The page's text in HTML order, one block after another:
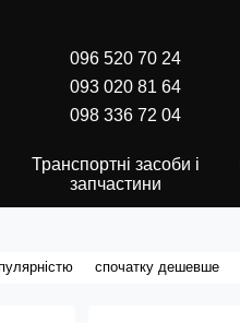
096 520 70 24
093 020 81 64
098 336 72 04
Транспортні засоби і
запчастини
спочатку дешевше